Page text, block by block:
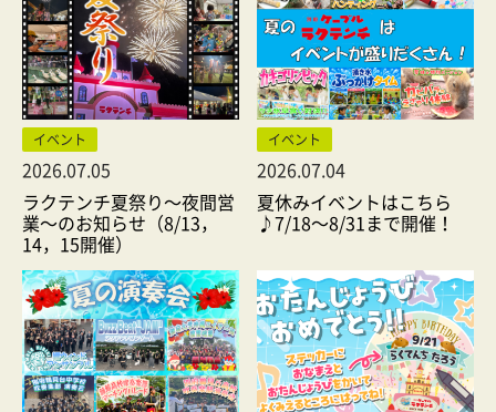
イベント
2026.07.05
ラクテンチ夏祭り～夜間営
業～のお知らせ（8/13，
14，15開催）
イベント
2026.07.04
夏休みイベントはこちら
♪7/18～8/31まで開催！